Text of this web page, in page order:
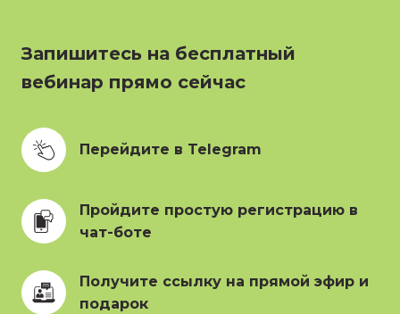
Запишитесь на бесплатный
вебинар прямо сейчас
Перейдите в Telegram
Пройдите простую регистрацию в
чат-боте
Получите ссылку на прямой эфир и
подарок